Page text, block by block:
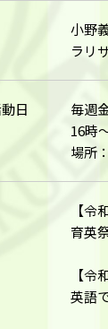
小野
ラリ
日
毎週
16時
場所
【令
育英
【令
英語